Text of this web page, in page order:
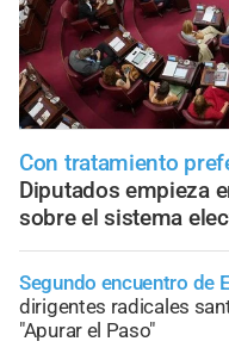
Con tratamiento
Diputados empieza
sobre el sistema
Segundo encuentro de
dirigentes radicales
"Apurar el Paso"